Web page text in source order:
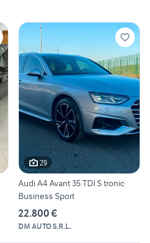
29
Audi A4 Avant 35 TDI S tronic
Business Sport
22.800 €
DM AUTO S.R.L.